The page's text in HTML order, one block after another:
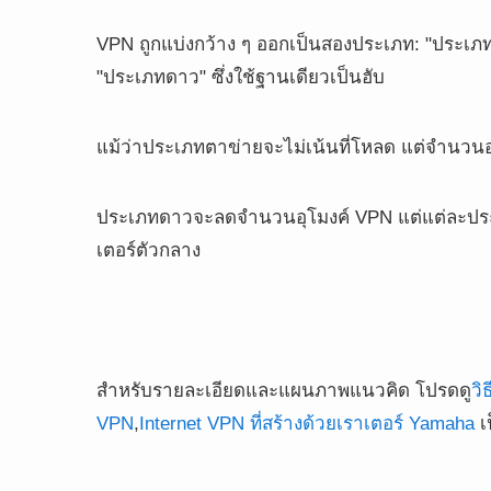
VPN ถูกแบ่งกว้าง ๆ ออกเป็นสองประเภท: "ประ
"ประเภทดาว" ซึ่งใช้ฐานเดียวเป็นฮับ
แม้ว่าประเภทตาข่ายจะไม่เน้นที่โหลด แต่จำนว
ประเภทดาวจะลดจำนวนอุโมงค์ VPN แต่แต่ละป
เตอร์ตัวกลาง
สำหรับรายละเอียดและแผนภาพแนวคิด โปรดดูวิ
VPN, Internet VPN ที่สร้างด้วยเราเตอร์ Yamahaเ